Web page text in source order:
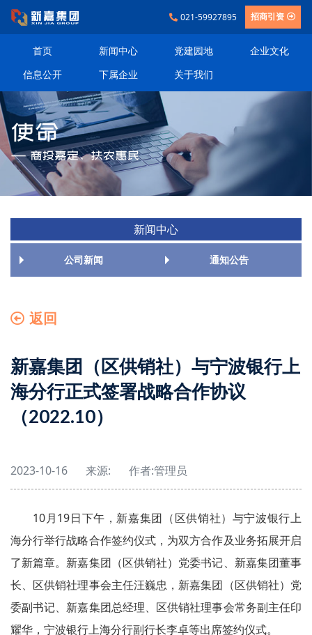
021-59927895 招商引资
首页 新闻中心 党建园地
企业文化
信息公开
下属企业 关于我们
新闻中心
公司新闻 通知公告
返回
新嘉集团（区供销社）与宁波银行上
海分行正式签署战略合作协议
（2022.10）
2023-10-16 来源: 作者:管理员
10月19日下午，新嘉集团（区供销社）与宁波银行上
海分行举行战略合作签约仪式，为双方合作及业务拓展开启
了新篇章。新嘉集团（区供销社）党委书记、新嘉集团董事
长、区供销社理事会主任汪巍忠，新嘉集团（区供销社）党
委副书记、新嘉集团总经理、区供销社理事会常务副主任印
耀华，宁波银行上海分行副行长李卓等出席签约仪式。